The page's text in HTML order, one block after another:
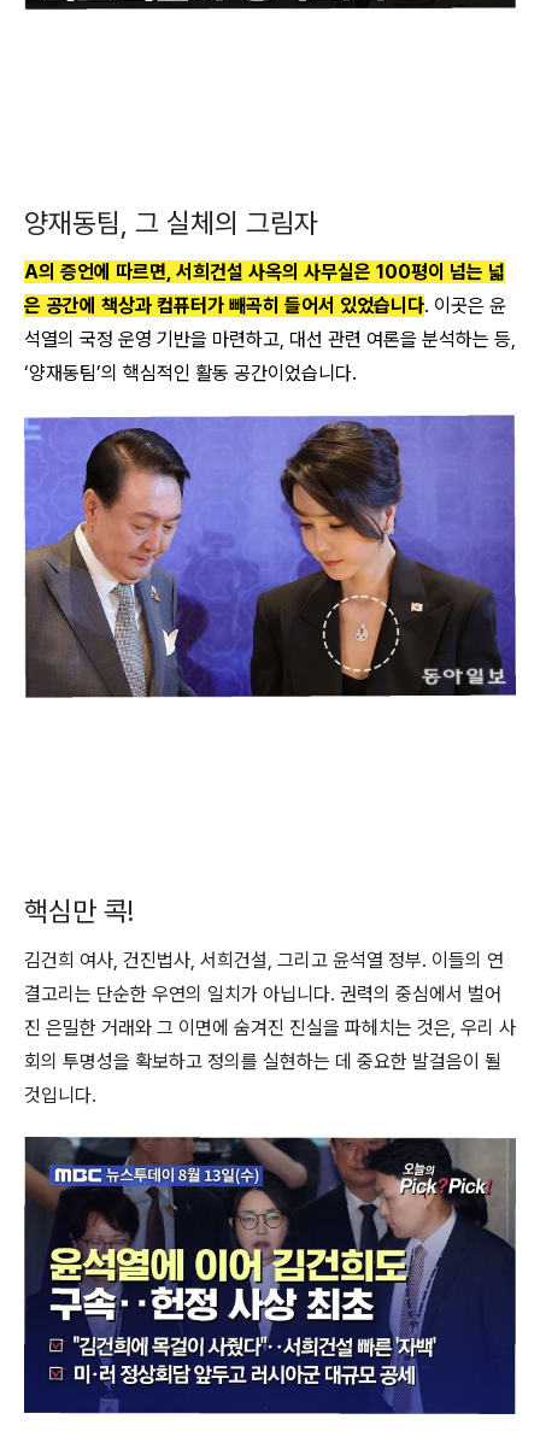
양재동팀, 그 실체의 그림자
A의 증언에 따르면, 서희건설 사옥의 사무실은 100평이 넘는 넓
은 공간에 책상과 컴퓨터가 빼곡히 들어서 있었습니다. 이곳은 윤
석열의 국정 운영 기반을 마련하고, 대선 관련 여론을 분석하는 등,
‘양재동팀’의 핵심적인 활동 공간이었습니다.
핵심만 콕!
김건희 여사, 건진법사, 서희건설, 그리고 윤석열 정부. 이들의 연
결고리는 단순한 우연의 일치가 아닙니다. 권력의 중심에서 벌어
진 은밀한 거래와 그 이면에 숨겨진 진실을 파헤치는 것은, 우리 사
회의 투명성을 확보하고 정의를 실현하는 데 중요한 발걸음이 될
것입니다.